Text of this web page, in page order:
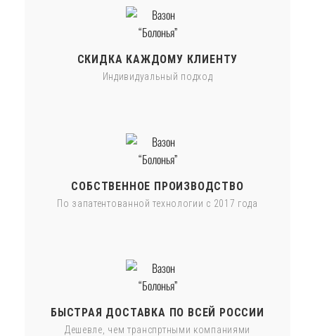
СКИДКА КАЖДОМУ КЛИЕНТУ
Индивидуальный подход
СОБСТВЕННОЕ ПРОИЗВОДСТВО
По запатентованной технологии с 2017 года
БЫСТРАЯ ДОСТАВКА ПО ВСЕЙ РОССИИ
Дешевле, чем транспртными компаниями